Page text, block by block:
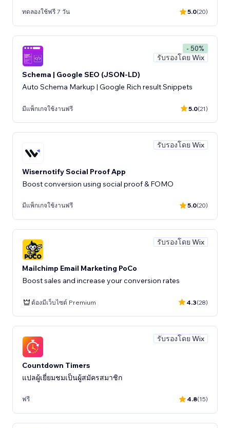
ทดลองใช้ฟรี 7 วัน 5.0(20)
- 50%
รับรองโดย Wix
Schema | Google SEO (JSON-LD)
Auto Schema Markup | Google Rich result Snippets
มีแพ็กเกจใช้งานฟรี 5.0(21)
รับรองโดย Wix
Wisernotify Social Proof App
Boost conversion using social proof & FOMO
มีแพ็กเกจใช้งานฟรี 5.0(20)
รับรองโดย Wix
Mailchimp Email Marketing PoCo
Boost sales and increase your conversion rates
ต้องมีเว็บไซต์ Premium 4.3(28)
รับรองโดย Wix
Countdown Timers
แปลผู้เยี่ยมชมเป็นผู้สมัครสมาชิก
ฟรี 4.8(15)